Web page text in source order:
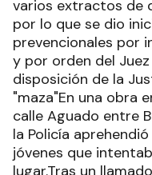
varios extractos de
por lo que se dio
prevencionales por
y por orden del
disposición de la
"maza"En una obra
calle Aguado entre
la Policía
jóvenes que
lugar.Tras un